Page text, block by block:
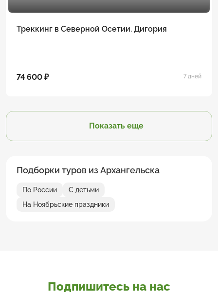
Треккинг в Северной Осетии. Дигория
74 600 ₽ 7 дней
Показать еще
Подборки туров из Архангельска
По России
С детьми
На Ноябрьские праздники
Подпишитесь на нас